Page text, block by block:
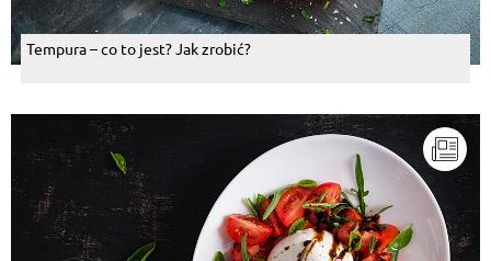
Tempura – co to jest? Jak zrobić?